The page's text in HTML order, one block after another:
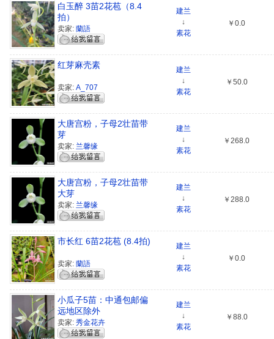
白玉醉 3苗2花苞（8.4
拍）
卖家: 蘭語
建兰
↓
素花
￥0.0
红芽麻壳素
卖家: A_707
建兰
↓
素花
￥50.0
大唐宫粉，子母2壮苗带
芽
卖家: 兰馨缘
建兰
↓
素花
￥268.0
大唐宫粉，子母2壮苗带
大芽
卖家: 兰馨缘
建兰
↓
素花
￥288.0
市长红 6苗2花苞 (8.4拍)
卖家: 蘭語
建兰
↓
素花
￥0.0
小瓜子5苗：中通包邮偏
远地区除外
卖家: 秀金花卉
建兰
↓
素花
￥88.0